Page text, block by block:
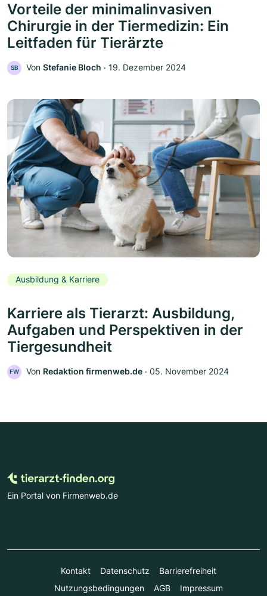
Vorteile der minimalinvasiven
Chirurgie in der Tiermedizin: Ein
Leitfaden für Tierärzte
SB Von Stefanie Bloch ‧ 19. Dezember 2024
Ausbildung & Karriere
Karriere als Tierarzt: Ausbildung,
Aufgaben und Perspektiven in der
Tiergesundheit
FW Von Redaktion firmenweb.de ‧ 05. November 2024
Ein Portal von Firmenweb.de
Kontakt Datenschutz
Barrierefreiheit
Nutzungsbedingungen
AGB Impressum